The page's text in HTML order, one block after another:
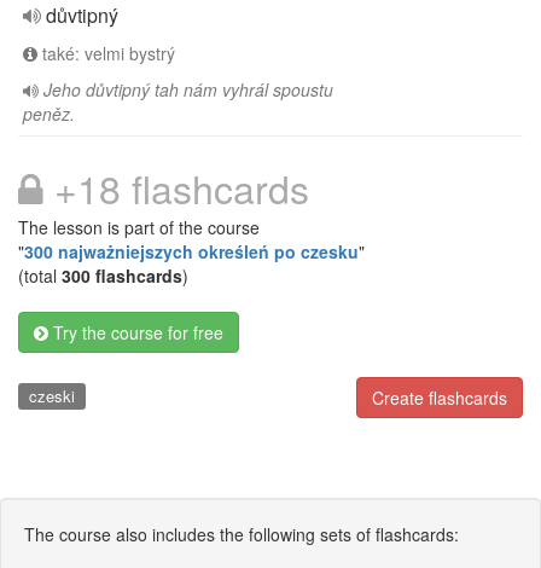
důvtipný
také: velmi bystrý
Jeho důvtipný tah nám vyhrál spoustu
peněz.
+18 flashcards
The lesson is part of the course
"300 najważniejszych określeń po czesku"
(total 300 flashcards)
Try the course for free
Create flashcards
czeski
The course also includes the following sets of flashcards: